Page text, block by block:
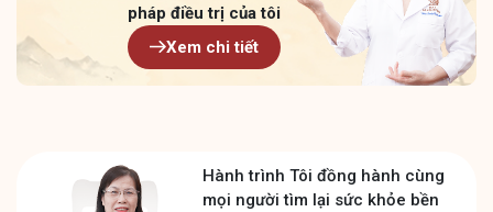
pháp điều trị của tôi
Xem chi tiết
Hành trình Tôi đồng hành cùng
mọi người tìm lại sức khỏe bền